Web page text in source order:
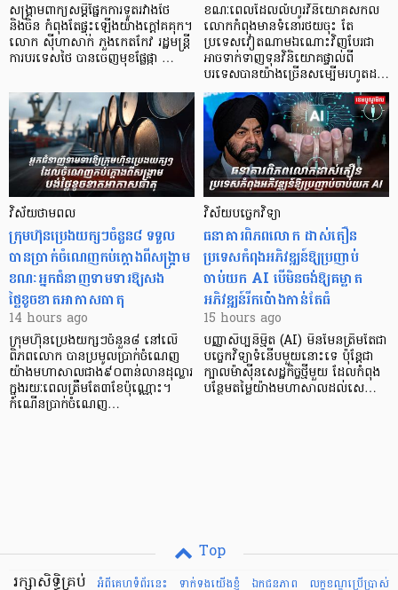
សង្គ្រាមពាក្យសម្តីផ្នែកការទូតរវាងថៃ
និងចិន កំពុងតែផ្ទុះឡើងយ៉ាងក្តៅគគុក។
លោក ស៊ីហាសាក់ ភួងកេតកែវ រដ្ឋមន្ត្រី
ការបរទេសថៃ បានចេញមុខផ្លែផ្កា …
ខណៈពេលដែលលំហូរវិនិយោគសកល
លោកកំពុងមានទំនោរថយចុះ តែ
ប្រទេសវៀតណាមឯណោះវិញបែរជា
អាចទាក់ទាញទុនវិនិយោគផ្ទាល់ពី
បរទេសបានយ៉ាងច្រើនសម្បើមរហូតដ…
វិស័យថាមពល
ក្រុមហ៊ុនប្រេងយក្សៗចំនួន៨ ទទួល
បានប្រាក់ចំណេញកប់ក្តោងពីសង្គ្រាម
ខណៈអ្នកជំនាញទាមទារឱ្យសង
ថ្លៃខូចខាតអាកាសធាតុ
14 hours ago
ក្រុមហ៊ុនប្រេងយក្សៗចំនួន៨ នៅលើ
ពិភពលោក បានប្រមូលប្រាក់ចំណេញ
យ៉ាងមហាសាលជាង៩០ពាន់លានដុល្លារ
ក្នុងរយៈពេលត្រឹមតែ៣ខែប៉ុណ្ណោះ។
កំណើនប្រាក់ចំណេញ…
វិស័យបច្ចេកវិទ្យា
ធនាគារពិភពលោក ដាស់តឿន
ប្រទេសកំពុងអភិវឌ្ឍន៍ឱ្យប្រញាប់
ចាប់យក AI បើមិនចង់ឱ្យគម្លាត
អភិវឌ្ឍន៍រីកប៉ោងកាន់តែធំ
15 hours ago
បញ្ញាសិប្បនិម្មិត (AI) មិនមែនត្រឹមតែជា
បច្ចេកវិទ្យាទំនើបមួយនោះទេ ប៉ុន្តែជា
ក្បាលម៉ាស៊ីនសេដ្ឋកិច្ចថ្មីមួយ ដែលកំពុង
បន្ថែមតម្លៃយ៉ាងមហាសាលដល់សេ…
Top
អំពីគេហទំព័រនេះ
ទាក់ទងយើងខ្ញំ ឯកជនភាព លក្ខខណ្ឌ​ប្រើ​ប្រាស់
រក្សាសិទ្ធិគ្រប់